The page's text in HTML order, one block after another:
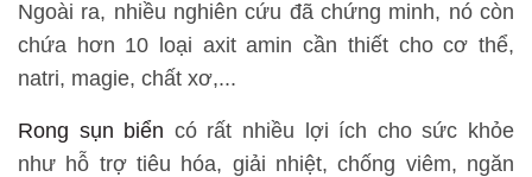
Ngoài ra, nhiều nghiên cứu đã chứng minh, nó còn
chứa hơn 10 loại axit amin cần thiết cho cơ thể,
natri, magie, chất xơ,...
Rong sụn biển có rất nhiều lợi ích cho sức khỏe
như hỗ trợ tiêu hóa, giải nhiệt, chống viêm, ngăn